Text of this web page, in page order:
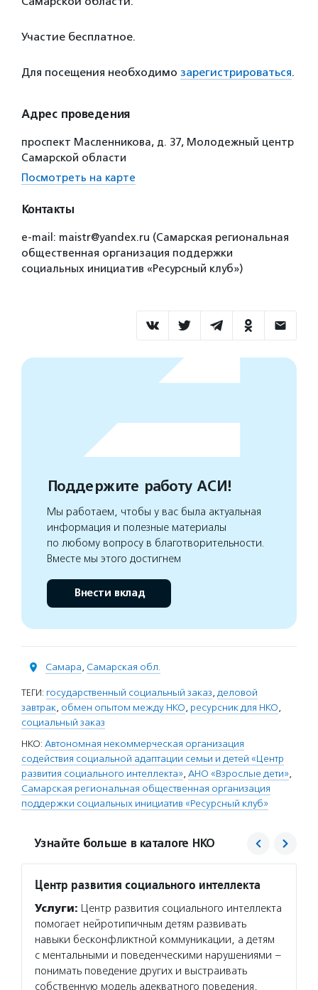
Участие бесплатное.
Для посещения необходимо зарегистрироваться.
Адрес проведения
проспект Масленникова, д. 37, Молодежный центр
Самарской области
Посмотреть на карте
Контакты
e-mail: maistr@yandex.ru (Самарская региональная
общественная организация поддержки
социальных инициатив «Ресурсный клуб»)
Поддержите работу АСИ!
Мы работаем, чтобы у вас была актуальная
информация и полезные материалы
по любому вопросу в благотворительности.
Вместе мы этого достигнем
Внести вклад
Самара, Самарская обл.
ТЕГИ: государственный социальный заказ, деловой
завтрак, обмен опытом между НКО, ресурсник для НКО,
социальный заказ
НКО: Автономная некоммерческая организация
содействия социальной адаптации семьи и детей «Центр
развития социального интеллекта», АНО «Взрослые дети»,
Самарская региональная общественная организация
поддержки социальных инициатив «Ресурсный клуб»
Узнайте больше в каталоге НКО
Центр развития социального интеллекта
Услуги: Центр развития социального интеллекта
помогает нейротипичным детям развивать
навыки бесконфликтной коммуникации, а детям
с ментальными и поведенческими нарушениями –
понимать поведение других и выстраивать
собственную модель адекватного поведения,